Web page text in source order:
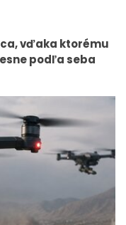
vďaka ktorému
podľa seba